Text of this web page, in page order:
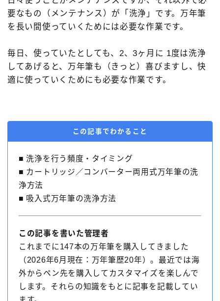
アズバイン［Asvine］ アメリカ製
カヴェコ［Kaweco］ クリア軸
ペリカン［Pelikan］ ペンケース
ボック［BOCK］ マルマン［maruman］
ラミー［LAMY］ レオナルド［Leonardo］
ワンチャー［Wancher］ 万年筆
万年筆カスタマイズ 中国製
寺西化学工業 日本製 樹脂軸 橙軸
水色軸 無印良品 特殊ニブ 白色軸
知識系 紙 緑色軸 金属軸 金色軸
要なもの（メンテナンス）が「洗浄」です。万年筆
を長い間使っていくためには必要な作業です。
毎日、使っていたとしても、2、3ヶ月に 1度は洗浄
してあげると、万年筆も（きっと）喜びますし、快
適に使っていくためにも必要な作業です。
この記事でわかること
■ 洗浄を行う頻度・タイミング
■ カートリッジ／コンバーター両用式万年筆の洗
浄方法
■ 吸入式万年筆の洗浄方法
この記事を書いた管理者
これまでに147本の万年筆を購入してきました
（2026年6月現在：万年筆歴20年）。最近では海
外からペン先を購入してカスタマイズを楽しんで
します。それらの知識をもとに記事を記載してい